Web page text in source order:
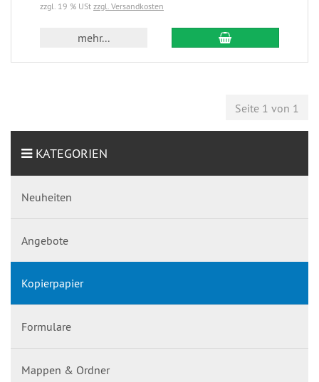
zzgl. 19 % USt zzgl. Versandkosten
mehr...
Seite 1 von 1
KATEGORIEN
Neuheiten
Angebote
Kopierpapier
Formulare
Mappen & Ordner